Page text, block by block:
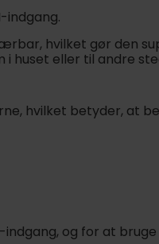
indgang.
hvilket gør den
huset eller til andre
hvilket betyder, at
og for at